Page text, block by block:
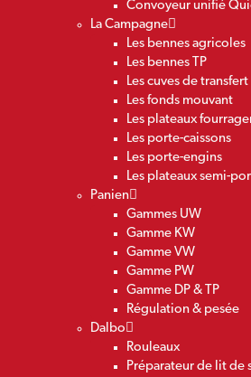
Convoyeur unifié
La Campagne
Les bennes agricoles
Les bennes TP
Les cuves de transfert
Les fonds mouvant
Les plateaux
Les porte-caissons
Les porte-engins
Les plateaux semi-
Panien
Gammes UW
Gamme KW
Gamme VW
Gamme PW
Gamme DP & TP
Régulation & pesée
Dalbo
Rouleaux
Préparateur de lit de